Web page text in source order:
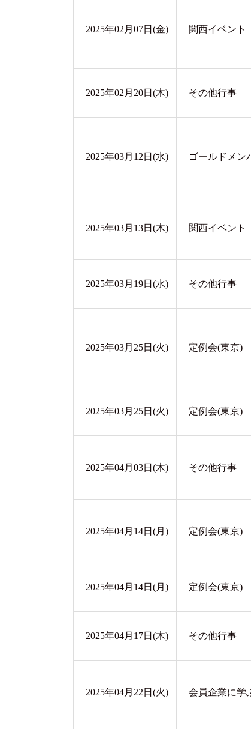
2025年02月07日(金) 関西イベント
2025年02月20日(木) その他行事
2025年03月12日(水) ゴールドメン
2025年03月13日(木) 関西イベント
2025年03月19日(水) その他行事
2025年03月25日(火) 定例会(東京)
2025年03月25日(火) 定例会(東京)
2025年04月03日(木) その他行事
2025年04月14日(月) 定例会(東京)
2025年04月14日(月) 定例会(東京)
2025年04月17日(木) その他行事
2025年04月22日(火) 会員企業に学